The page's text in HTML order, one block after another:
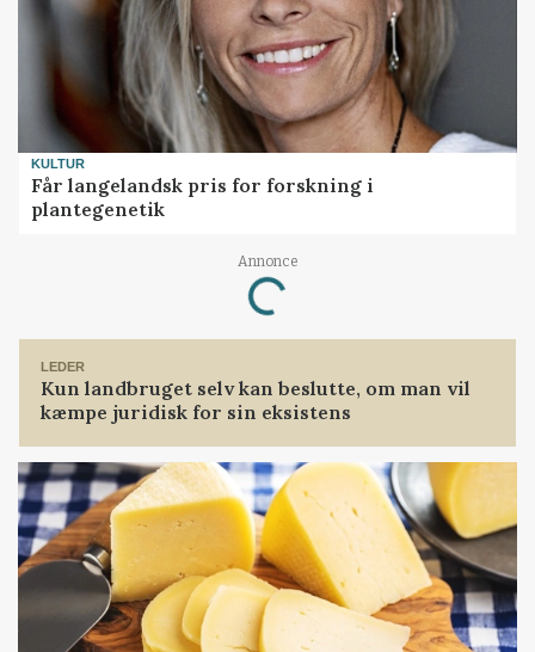
KULTUR
Får langelandsk pris for forskning i
plantegenetik
Annonce
Loading...
LEDER
Kun landbruget selv kan beslutte, om man vil
kæmpe juridisk for sin eksistens